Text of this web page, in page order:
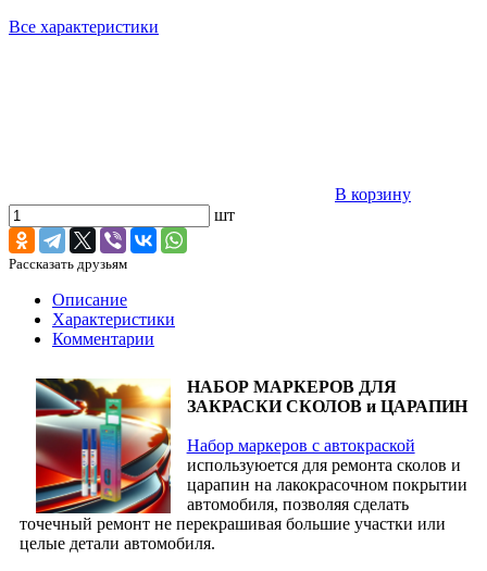
Все характеристики
В корзину
шт
Рассказать друзьям
Описание
Характеристики
Комментарии
НАБОР МАРКЕРОВ ДЛЯ
ЗАКРАСКИ СКОЛОВ и ЦАРАПИН
Набор маркеров с автокраской
используюется для ремонта сколов и
царапин на лакокрасочном покрытии
автомобиля, позволяя сделать
точечный ремонт не перекрашивая большие участки или
целые детали автомобиля.